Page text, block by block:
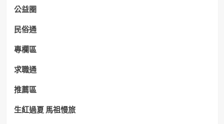
公益圈
民俗通
專欄區
求職通
推薦區
生紅過夏 馬祖慢旅